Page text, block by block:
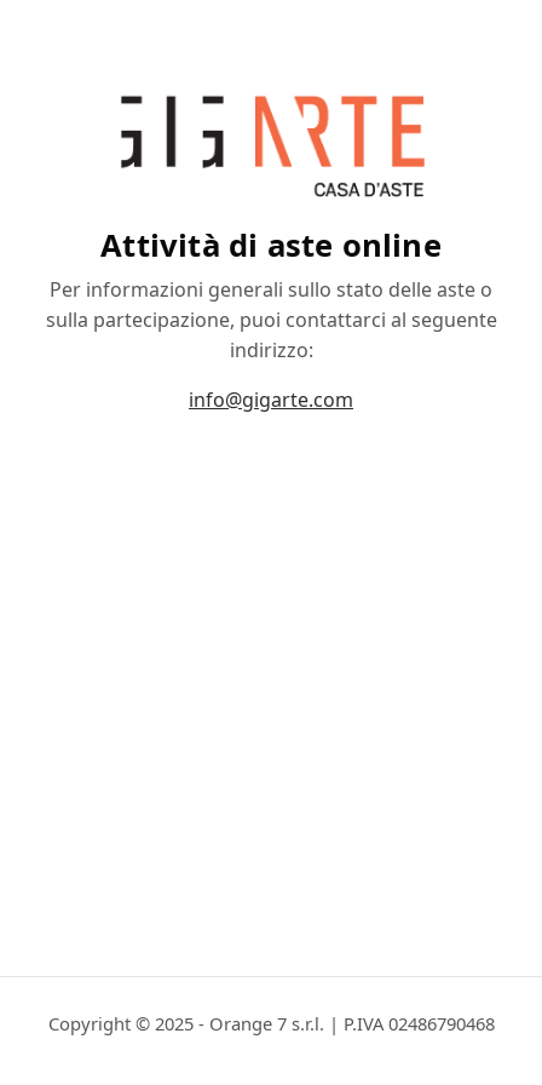
Attività di aste online
Per informazioni generali sullo stato delle aste o
sulla partecipazione, puoi contattarci al seguente
indirizzo:
info@gigarte.com
Copyright © 2025 - Orange 7 s.r.l. | P.IVA 02486790468